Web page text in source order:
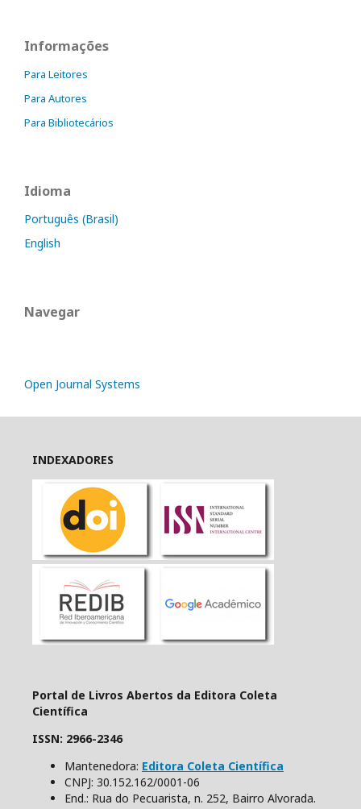
Informações
Para Leitores
Para Autores
Para Bibliotecários
Idioma
Português (Brasil)
English
Navegar
Open Journal Systems
INDEXADORES
Portal de Livros Abertos da Editora Coleta
Científica
ISSN: 2966-2346
Mantenedora: Editora Coleta Científica
CNPJ: 30.152.162/0001-06
End.: Rua do Pecuarista, n. 252, Bairro Alvorada.